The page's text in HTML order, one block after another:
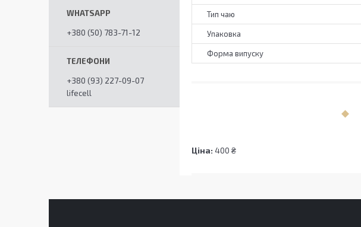
Тип чаю
Упаковка
Форма випуску
Ціна: 400 ₴
+380 (50) 783-71-12
+380 (93) 227-09-07
lifecell